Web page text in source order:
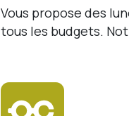
Vous propose des
tous les budgets.